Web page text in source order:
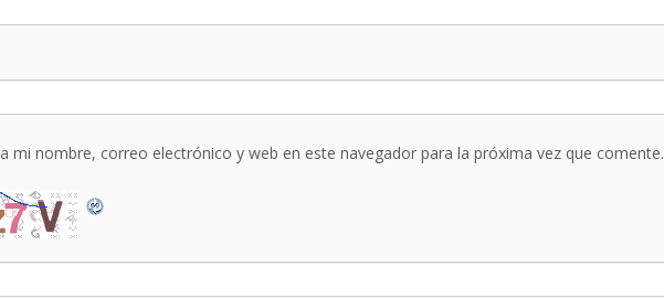
mi nombre, correo electrónico y web en este navegador para la próxima vez que comente.